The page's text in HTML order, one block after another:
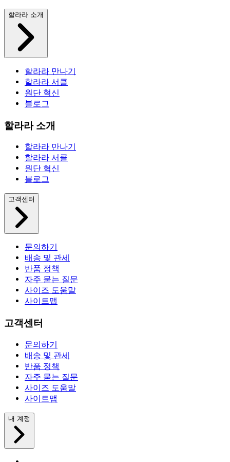
할라라 소개
할라라 만나기
할라라 서클
원단 혁신
블로그
할라라 소개
할라라 만나기
할라라 서클
원단 혁신
블로그
고객센터
문의하기
배송 및 관세
반품 정책
자주 묻는 질문
사이즈 도움말
사이트맵
고객센터
문의하기
배송 및 관세
반품 정책
자주 묻는 질문
사이즈 도움말
사이트맵
내 계정